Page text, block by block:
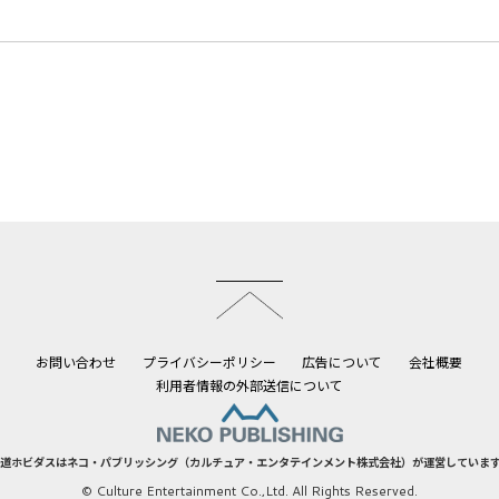
お問い合わせ プライバシーポリシー 広告について
会社概要
利用者情報の外部送信について
ホビダスはネコ・パブリッシング（カルチュア・エンタテインメント株式会社）が運営していま
© Culture Entertainment Co.,Ltd. All Rights Reserved.